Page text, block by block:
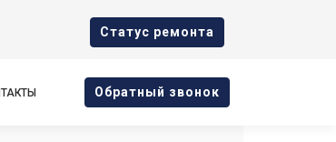
Cтатус ремонта
Oбратный звонок